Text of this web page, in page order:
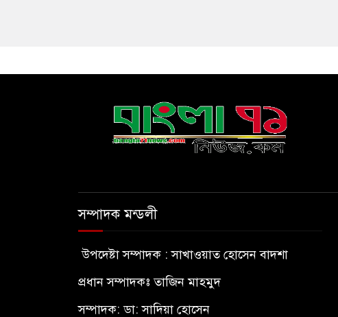
সম্পাদক মন্ডলী
উপদেষ্টা সম্পাদক : সাখাওয়াত হোসেন বাদশা
প্রধান সম্পাদকঃ তাজিন মাহমুদ
সম্পাদক: ডা: সাদিয়া হোসেন